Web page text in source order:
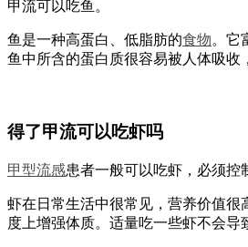
甲流可以吃鱼。
鱼是一种高蛋白、低脂肪的食物。它
鱼中所含的蛋白质很容易被人体吸收
得了甲流可以吃虾吗
甲型流感患者一般可以吃虾，必须控
虾在日常生活中很常见，营养价值
度上增强体质。适量吃一些虾不会导